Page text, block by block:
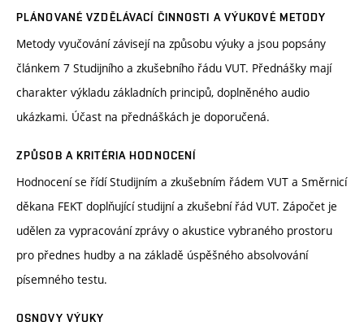
PLÁNOVANÉ VZDĚLÁVACÍ ČINNOSTI A VÝUKOVÉ METODY
Metody vyučování závisejí na způsobu výuky a jsou popsány
článkem 7 Studijního a zkušebního řádu VUT. Přednášky mají
charakter výkladu základních principů, doplněného audio
ukázkami. Účast na přednáškách je doporučená.
ZPŮSOB A KRITÉRIA HODNOCENÍ
Hodnocení se řídí Studijním a zkušebním řádem VUT a Směrnicí
děkana FEKT doplňující studijní a zkušební řád VUT. Zápočet je
udělen za vypracování zprávy o akustice vybraného prostoru
pro přednes hudby a na základě úspěšného absolvování
písemného testu.
OSNOVY VÝUKY